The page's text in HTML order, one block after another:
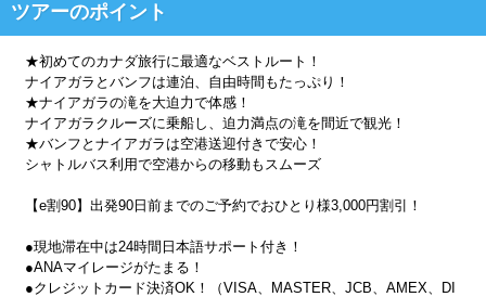
ツアーのポイント
★初めてのカナダ旅行に最適なベストルート！
ナイアガラとバンフは連泊、自由時間もたっぷり！
★ナイアガラの滝を大迫力で体感！
ナイアガラクルーズに乗船し、迫力満点の滝を間近で観光！
★バンフとナイアガラは空港送迎付きで安心！
シャトルバス利用で空港からの移動もスムーズ
【e割90】出発90日前までのご予約でおひとり様3,000円割引！
●現地滞在中は24時間日本語サポート付き！
●ANAマイレージがたまる！
●クレジットカード決済OK！（VISA、MASTER、JCB、AMEX、DI